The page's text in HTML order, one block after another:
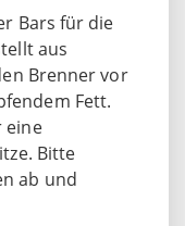
Bars für die
aus
Brenner vor
Fett.
eine
Bitte
ab und